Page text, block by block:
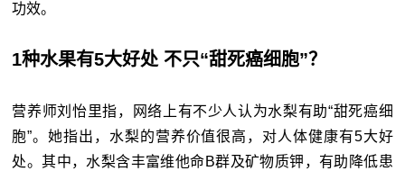
功效。
1种水果有5大好处 不只“甜死癌细胞”？
营养师刘怡里指，网络上有不少人认为水梨有助“甜死癌细
胞”。她指出，水梨的营养价值很高，对人体健康有5大好
处。其中，水梨含丰富维他命B群及矿物质钾，有助降低患